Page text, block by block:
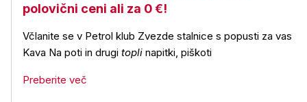
polovični ceni ali za 0 €!
Včlanite se v Petrol klub Zvezde stalnice s popusti za vas
Kava Na poti in drugi topli napitki, piškoti
Preberite več